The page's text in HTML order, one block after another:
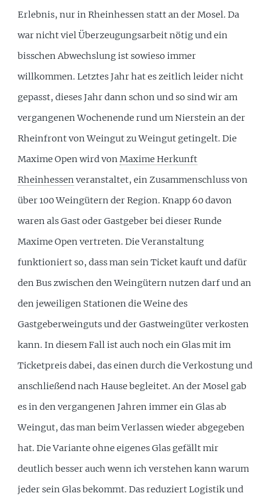
Erlebnis, nur in Rheinhessen statt an der Mosel. Da
war nicht viel Überzeugungsarbeit nötig und ein
bisschen Abwechslung ist sowieso immer
willkommen. Letztes Jahr hat es zeitlich leider nicht
gepasst, dieses Jahr dann schon und so sind wir am
vergangenen Wochenende rund um Nierstein an der
Rheinfront von Weingut zu Weingut getingelt. Die
Maxime Open wird vonMaxime Herkunft
Rheinhessen veranstaltet, ein Zusammenschluss von
über 100 Weingütern der Region. Knapp 60 davon
waren als Gast oder Gastgeber bei dieser Runde
Maxime Open vertreten. Die Veranstaltung
funktioniert so, dass man sein Ticket kauft und dafür
den Bus zwischen den Weingütern nutzen darf und an
den jeweiligen Stationen die Weine des
Gastgeberweinguts und der Gastweingüter verkosten
kann. In diesem Fall ist auch noch ein Glas mit im
Ticketpreis dabei, das einen durch die Verkostung und
anschließend nach Hause begleitet. An der Mosel gab
es in den vergangenen Jahren immer ein Glas ab
Weingut, das man beim Verlassen wieder abgegeben
hat. Die Variante ohne eigenes Glas gefällt mir
deutlich besser auch wenn ich verstehen kann warum
jeder sein Glas bekommt. Das reduziert Logistik und